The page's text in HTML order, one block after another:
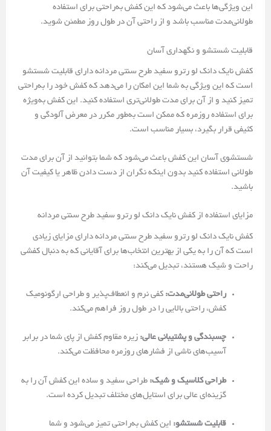
این ویژگی‌ها باعث می‌شود که این کفش به‌راحتی برای استفاده
طولانی‌مدت مناسب باشد و از راحتی آن در طول روز مطمئن شوید.
قابلیت شستشو و نگهداری آسان
کفش نایک دانک لو رترو سفید طرح سنتی مردانه دارای قابلیت شستشو
است که این ویژگی به شما این امکان را می‌دهد که کفش خود را به‌راحتی
تمیز کنید و از آن برای مدت طولانی‌تری استفاده کنید. این کفش به‌ویژه
برای استفاده روزمره که ممکن است به‌طور مکرر در معرض آلودگی و
کثیفی قرار بگیرد، بسیار مناسب است.
شستشوی آسان این کفش باعث می‌شود که شما بتوانید از آن برای مدت
طولانی استفاده کنید بدون اینکه نگران از دست دادن ظاهر یا کیفیت آن
باشید.
مزایای استفاده از کفش نایک دانک لو رترو سفید طرح سنتی مردانه
کفش نایک دانک لو رترو سفید طرح سنتی مردانه دارای مزایای زیادی
است که آن را به یکی از بهترین انتخاب‌ها برای آقایانی که به دنبال کفشی
راحت و شیک هستند، تبدیل می‌کند:
راحتی طولانی‌مدت: کفی نرم و انعطاف‌پذیر و طراحی ارگونومیک
کفش، راحتی بالایی را در طول روز فراهم می‌کند.
چسبندگی و پشتیبانی عالی: زیره مقاوم کفش از پای شما در برابر
آسیب‌های ناشی از فشارهای روزمره محافظت می‌کند.
طراحی کلاسیک و شیک: طراحی سفید و ساده این کفش آن را به
گزینه‌ای عالی برای استایل‌های مختلف تبدیل کرده است.
قابلیت شستشو: این کفش به‌راحتی تمیز می‌شود و شما